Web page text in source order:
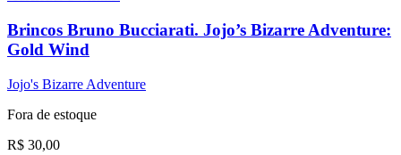
Brincos Bruno Bucciarati. Jojo’s Bizarre Adventure:
Gold Wind
Jojo's Bizarre Adventure
Fora de estoque
R$ 30,00